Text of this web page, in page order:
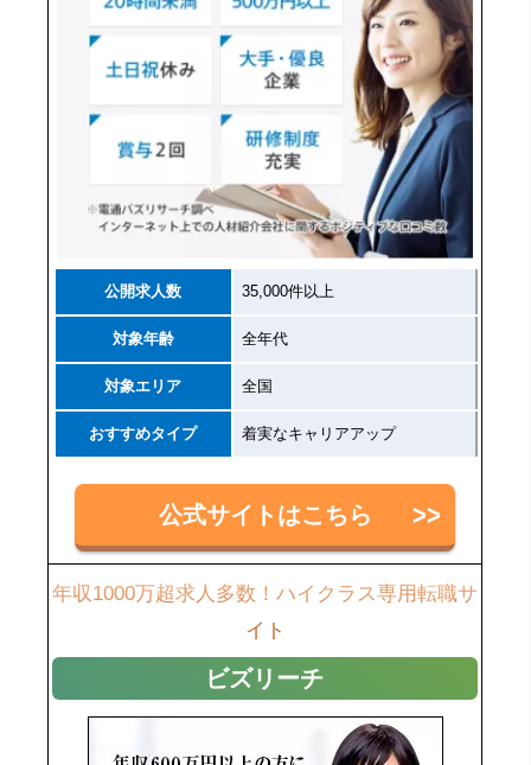
公開求人数 35,000件以上
対象年齢 全年代
対象エリア 全国
おすすめタイプ 着実なキャリアアップ
公式サイトはこちら
年収1000万超求人多数！ハイクラス専用転職サ
イト
ビズリーチ